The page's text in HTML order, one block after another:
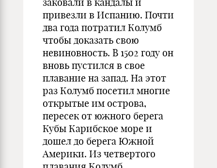
привезли в Испанию. Почти
два года потратил Колумб
чтобы доказать свою
невиновность. В 1502 году он
вновь пустился в свое
плавание на запад. На этот
раз Колумб посетил многие
открытые им острова,
пересек от южного берега
Кубы Карибское море и
дошел до берега Южной
Америки. Из четвертого